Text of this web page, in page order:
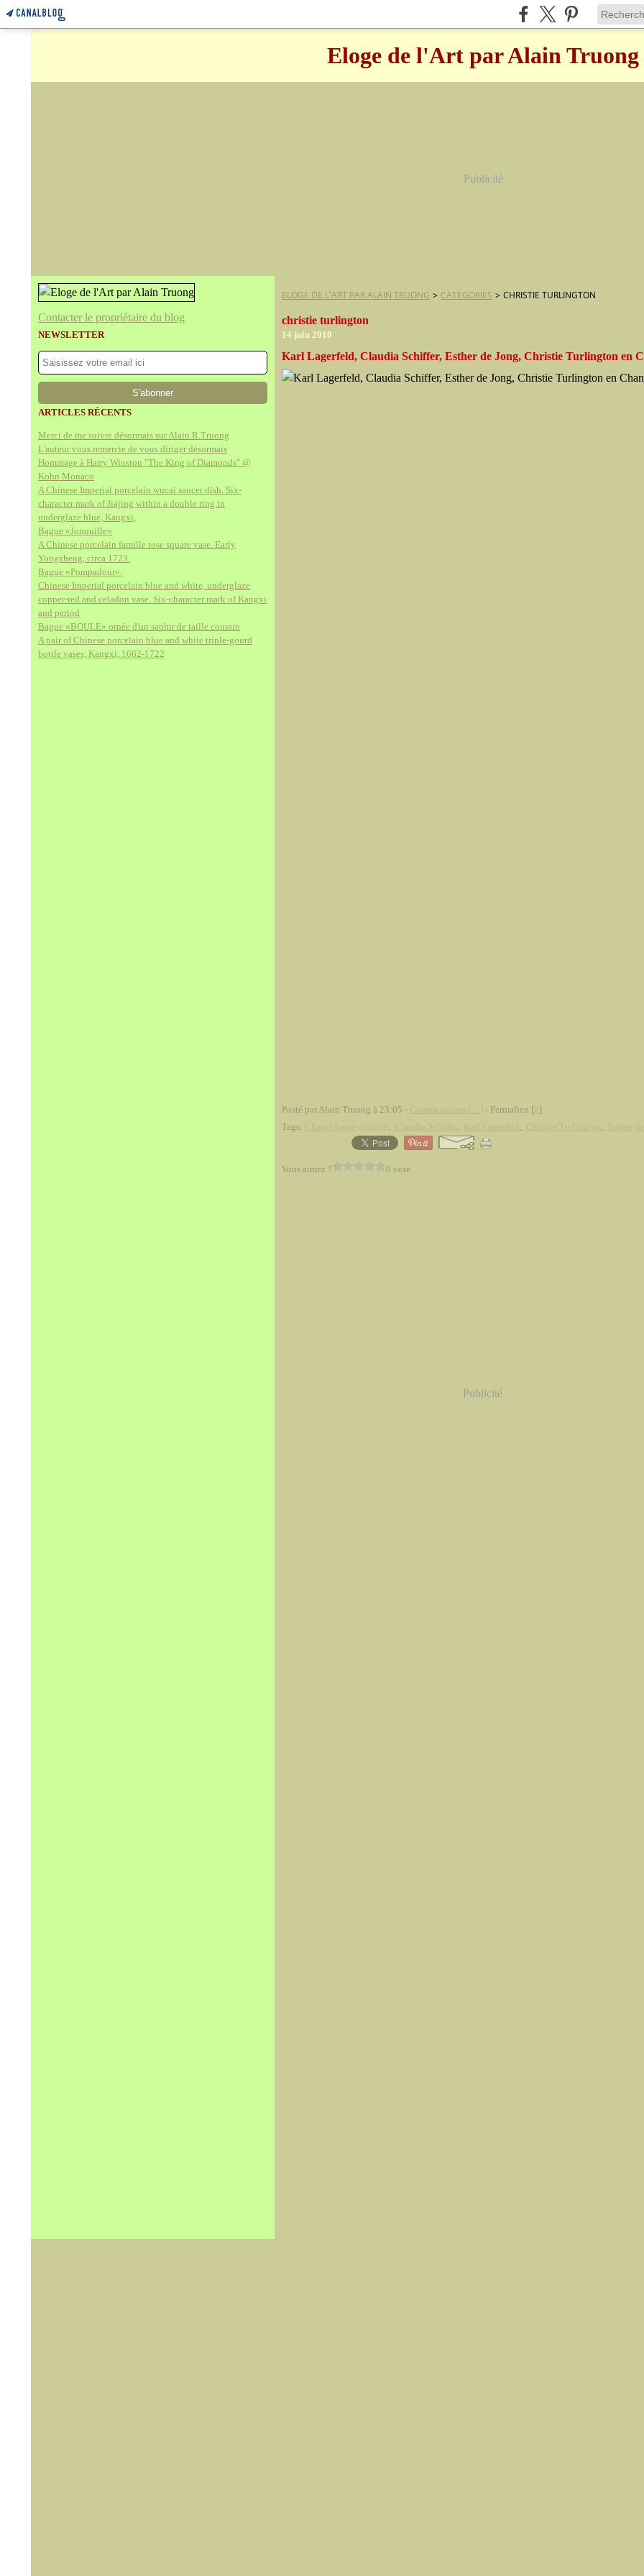
Eloge de l'Art par Alain Truong
Publicité
Contacter le propriétaire du blog
NEWSLETTER
ARTICLES RÉCENTS
Merci de me suivre désormais sur Alain.R.Truong
L'auteur vous remercie de vous diriger désormais
Hommage à Harry Winston "The King of Diamonds" @
Kohn Monaco
A Chinese Imperial porcelain wucai saucer dish. Six-
character mark of Jiajing within a double ring in
underglaze blue, Kangxi,
Bague «Jonquille»
A Chinese porcelain famille rose square vase. Early
Yongzheng, circa 1723.
Bague «Pompadour».
Chinese Imperial porcelain blue and white, underglaze
copper-red and celadon vase. Six-character mark of Kangxi
and period
Bague «BOULE» ornée d'un saphir de taille coussin
A pair of Chinese porcelain blue and white triple-gourd
bottle vases, Kangxi, 1662-1722
ELOGE DE L'ART PAR ALAIN TRUONG > CATEGORIES > CHRISTIE TURLINGTON
christie turlington
14 juin 2010
Karl Lagerfeld, Claudia Schiffer, Esther de Jong, Christie Turlington en
Posté par Alain Truong à 23:05 - - Permalien [ ]
Tags:
, , , ,
Vous aimez ? 0 vote
Publicité